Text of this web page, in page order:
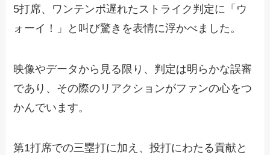
5打席、ワンテンポ遅れたストライク判定に「ウ
ォーイ！」と叫び驚きを表情に浮かべました。
映像やデータから見る限り、判定は明らかな誤審
であり、その際のリアクションがファンの心をつ
かんでいます。
第1打席での三塁打に加え、投打にわたる貢献と